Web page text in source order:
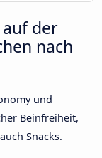
der
nach
und
Beinfreiheit,
Snacks.